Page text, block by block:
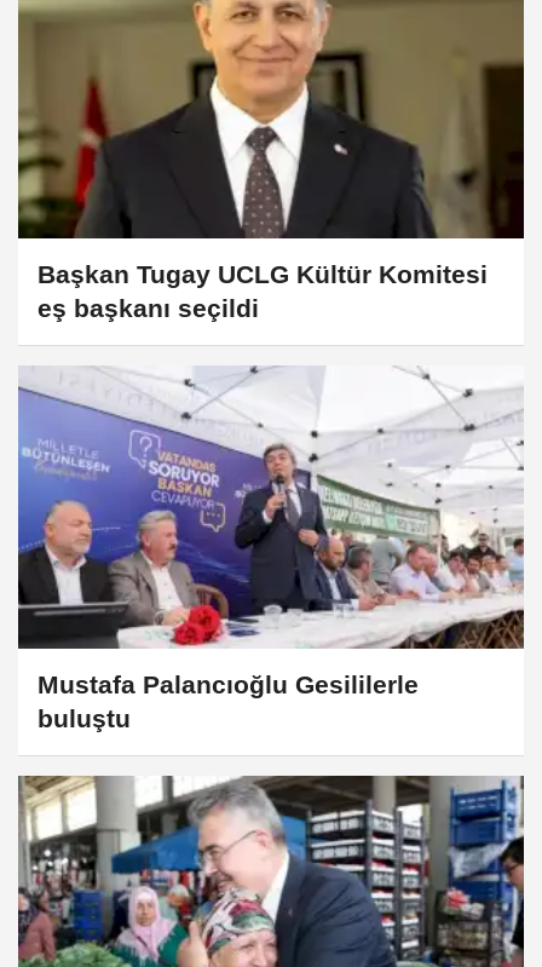
Başkan Tugay UCLG Kültür Komitesi
eş başkanı seçildi
Mustafa Palancıoğlu Gesililerle
buluştu